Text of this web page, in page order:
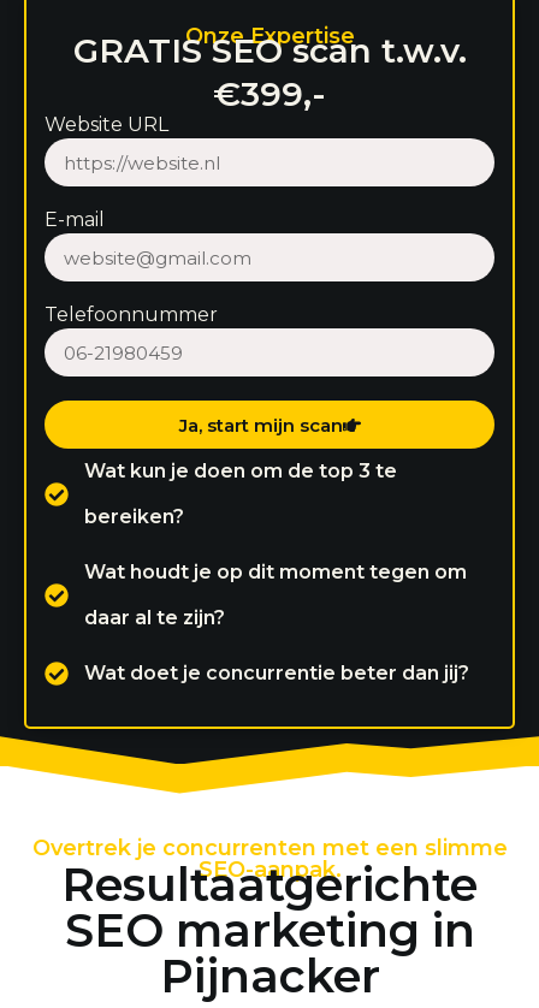
Onze Expertise
GRATIS SEO scan t.w.v.
€399,-
Website URL
E-mail
Telefoonnummer
Ja, start mijn scan
Wat kun je doen om de top 3 te
bereiken?
Wat houdt je op dit moment tegen om
daar al te zijn?
Wat doet je concurrentie beter dan jij?
Overtrek je concurrenten met een slimme
SEO-aanpak.
Resultaatgerichte
SEO marketing in
Pijnacker